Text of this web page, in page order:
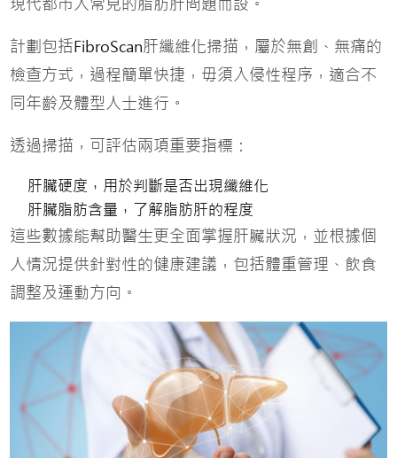
計劃包括FibroScan肝纖維化掃描，屬於無創、無痛的
檢查方式，過程簡單快捷，毋須入侵性程序，適合不
同年齡及體型人士進行。
透過掃描，可評估兩項重要指標：
肝臟硬度，用於判斷是否出現纖維化
肝臟脂肪含量，了解脂肪肝的程度
這些數據能幫助醫生更全面掌握肝臟狀況，並根據個
人情況提供針對性的健康建議，包括體重管理、飲食
調整及運動方向。